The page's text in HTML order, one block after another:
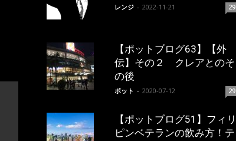
レンジ - 2022-11-21 29
【ポットブログ63】【外
伝】その２ クレアとのそ
の後
ポット - 2020-07-12 29
【ポットブログ51】フィリ
ピンベテランの飲み方！テ